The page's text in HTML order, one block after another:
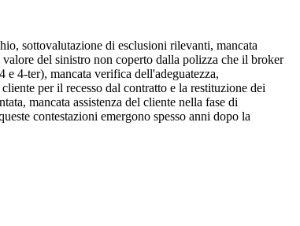
sottovalutazione di esclusioni rilevanti, mancata
del sinistro non coperto dalla polizza che il broker
4-ter), mancata verifica dell'adeguatezza,
per il recesso dal contratto e la restituzione dei
mancata assistenza del cliente nella fase di
contestazioni emergono spesso anni dopo la